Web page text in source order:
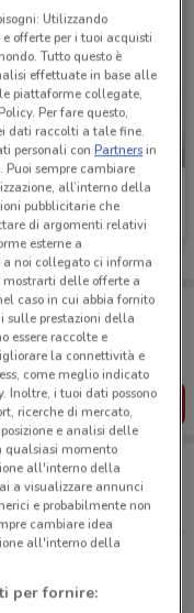
-2 GIORNI
Famila Superstore
domenica
te!
negozi vicino a te,
risparmio, comodamente
L’APP
Utilizzando
offerte per i tuoi acquisti
Tutto questo è
effettuate in base alle
piattaforme collegate,
Per fare questo,
dati raccolti a tale fine.
personali conPartnersin
Puoi sempre cambiare
all’interno della
pubblicitarie che
di argomenti relativi
esterne a
a noi collegato ci informa
delle offerte a
caso in cui abbia fornito
sulle prestazioni della
essere raccolte e
la connettività e
come meglio indicato
Inoltre, i tuoi dati possono
ricerche di mercato,
e analisi delle
qualsiasi momento
all'interno della
a visualizzare annunci
e probabilmente non
cambiare idea
all'interno della
per fornire: